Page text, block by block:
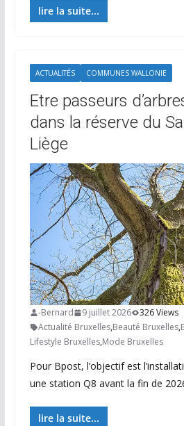
lire la suite...
ACTUALITÉS COMMUNES WALLONIE
Etre passeurs
dans la réserve du
Liège
-Bernard 9 juillet 2026
326 Views
Actualité Bruxelles,Beauté Bruxelles,
Lifestyle Bruxelles,Mode Bruxelles
Pour Bpost, l’objectif est
une station Q8 avant la fin de
lire la suite...